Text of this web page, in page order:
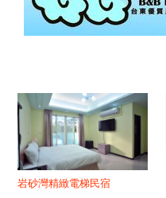
岩砂灣精緻電梯民宿